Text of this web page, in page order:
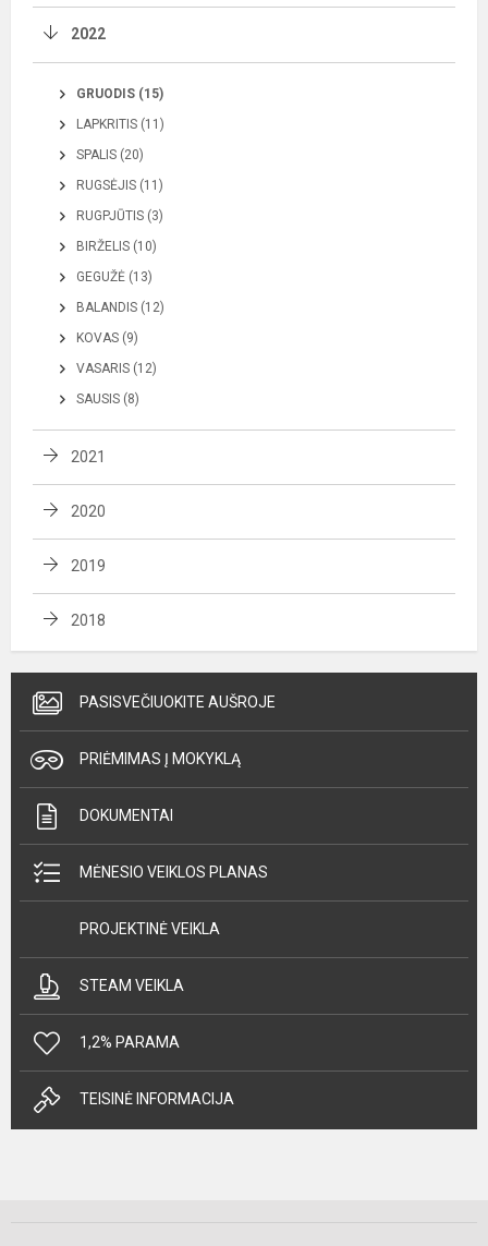
2022
GRUODIS (15)
LAPKRITIS (11)
SPALIS (20)
RUGSĖJIS (11)
RUGPJŪTIS (3)
BIRŽELIS (10)
GEGUŽĖ (13)
BALANDIS (12)
KOVAS (9)
VASARIS (12)
SAUSIS (8)
2021
2020
2019
2018
PASISVEČIUOKITE AUŠROJE
PRIĖMIMAS Į MOKYKLĄ
DOKUMENTAI
MĖNESIO VEIKLOS PLANAS
PROJEKTINĖ VEIKLA
STEAM VEIKLA
1,2% PARAMA
TEISINĖ INFORMACIJA